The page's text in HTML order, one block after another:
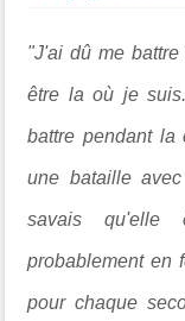
"J'ai dû me
être la où je
battre pendant la
une bataille
savais qu'elle
probablement en
pour chaque